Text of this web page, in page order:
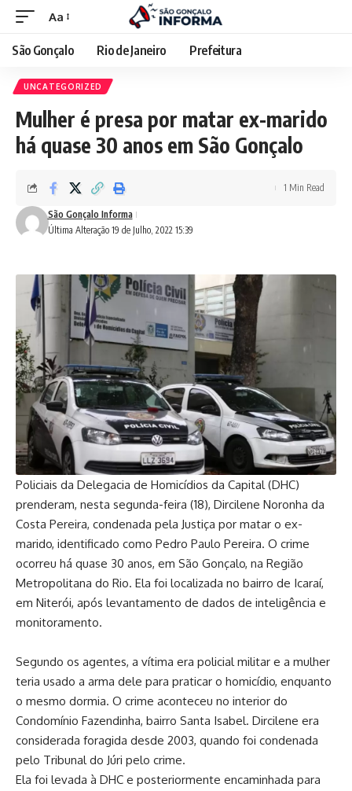
Aa
São Gonçalo Rio de Janeiro Prefeitura
UNCATEGORIZED
Mulher é presa por matar ex-marido
há quase 30 anos em São Gonçalo
Última Alteração 19 de Julho, 2022 15:39
São Gonçalo Informa
1 Min Read
Policiais da Delegacia de Homicídios da Capital (DHC)
prenderam, nesta segunda-feira (18), Dircilene Noronha da
Costa Pereira, condenada pela Justiça por matar o ex-
marido, identificado como Pedro Paulo Pereira. O crime
ocorreu há quase 30 anos, em São Gonçalo, na Região
Metropolitana do Rio. Ela foi localizada no bairro de Icaraí,
em Niterói, após levantamento de dados de inteligência e
monitoramento.
Segundo os agentes, a vítima era policial militar e a mulher
teria usado a arma dele para praticar o homicídio, enquanto
o mesmo dormia. O crime aconteceu no interior do
Condomínio Fazendinha, bairro Santa Isabel. Dircilene era
considerada foragida desde 2003, quando foi condenada
pelo Tribunal do Júri pelo crime.
Ela foi levada à DHC e posteriormente encaminhada para